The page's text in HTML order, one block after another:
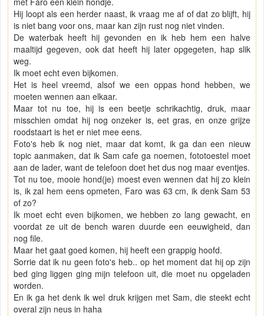
Hij loopt als een herder naast, ik vraag me af of dat zo blijft, hij
is niet bang voor ons, maar kan zijn rust nog niet vinden.
De waterbak heeft hij gevonden en ik heb hem een halve
maaltijd gegeven, ook dat heeft hij later opgegeten, hap slik
weg.
Ik moet echt even bijkomen.
Het is heel vreemd, alsof we een oppas hond hebben, we
moeten wennen aan elkaar.
Maar tot nu toe, hij is een beetje schrikachtig, druk, maar
misschien omdat hij nog onzeker is, eet gras, en onze grijze
roodstaart is het er niet mee eens.
Foto's heb ik nog niet, maar dat komt, ik ga dan een nieuw
topic aanmaken, dat ik Sam cafe ga noemen, fototoestel moet
aan de lader, want de telefoon doet het dus nog maar eventjes.
Tot nu toe, mooie hond(je) moest even wennen dat hij zo klein
is, ik zal hem eens opmeten, Faro was 63 cm, ik denk Sam 53
of zo?
Ik moet echt even bijkomen, we hebben zo lang gewacht, en
voordat ze uit de bench waren duurde een eeuwigheid, dan
nog file.
Maar het gaat goed komen, hij heeft een grappig hoofd.
Sorrie dat ik nu geen foto's heb.. op het moment dat hij op zijn
bed ging liggen ging mijn telefoon uit, die moet nu opgeladen
worden.
En ik ga het denk ik wel druk krijgen met Sam, die steekt echt
overal zijn neus in haha